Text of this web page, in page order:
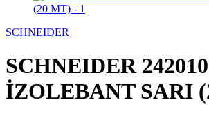
SCHNEIDER
SCHNEIDER
İZOLEBANT SARI